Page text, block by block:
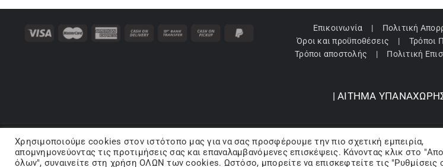
Επικοινωνία
Πολιτική
Όροι και προϋποθέσεις
Τρόποι
Τρόποι αποστολής
Πολιτική
| ΑΙΤΗΜΑ
Copyright 2024 © Barbopoulos store - All Rights
Facebook
X
Χρησιμοποιούμε cookies στον ιστότοπo μας για να σας προσφέρουμε την πιο σχετική εμπειρία,
απομνημονεύοντας τις προτιμήσεις σας και επαναλαμβανόμενες επισκέψεις. Κάνοντας κλικ στο
όλων", συναινείτε στη χρήση ΟΛΩΝ των cookies. Ωστόσο, μπορείτε να επισκεφτείτε τις "Ρυθμίσεις